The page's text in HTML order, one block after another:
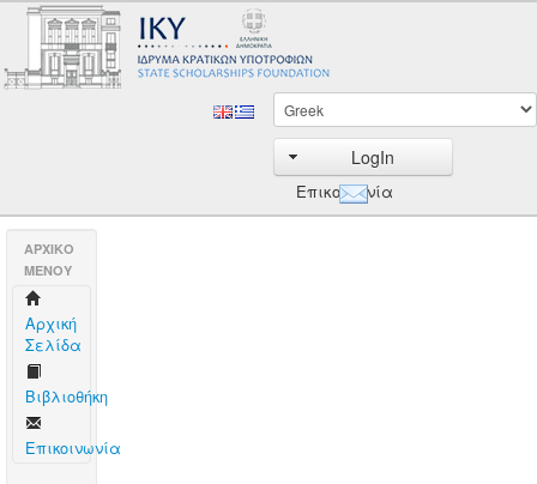
LogIn
Επικοινωνία
AΡΧΙΚΟ
ΜΕΝΟΥ
Aρχική
Σελίδα
Βιβλιοθήκη
Επικοινωνία